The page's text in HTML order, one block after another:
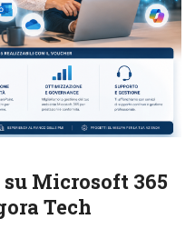
Microsoft 365
Tech